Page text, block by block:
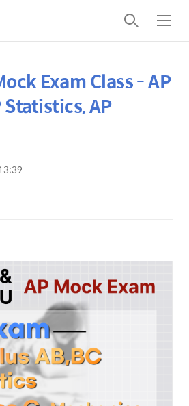
검
색
메
뉴
Exam Class - AP
AP